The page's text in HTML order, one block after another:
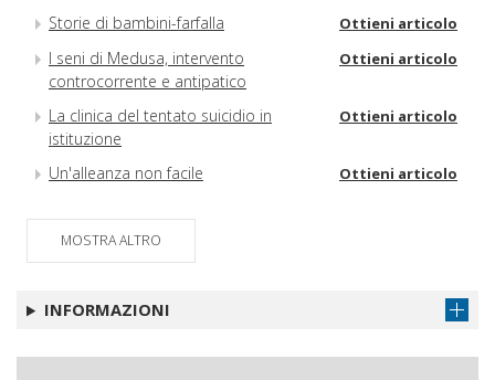
Storie di bambini-farfalla Ottieni articolo
I seni di Medusa, intervento
controcorrente e antipatico
Ottieni articolo
La clinica del tentato suicidio in
istituzione
Ottieni articolo
Un'alleanza non facile Ottieni articolo
MOSTRA ALTRO
INFORMAZIONI